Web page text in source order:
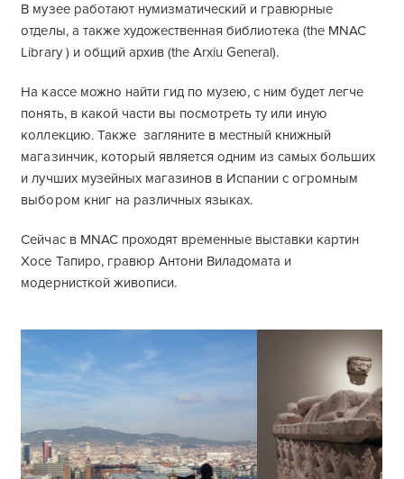
В музее работают нумизматический и гравюрные
отделы, а также художественная библиотека (the MNAC
Library ) и общий архив (the Arxiu General).
На кассе можно найти гид по музею, с ним будет легче
понять, в какой части вы посмотреть ту или иную
коллекцию. Также загляните в местный книжный
магазинчик, который является одним из самых больших
и лучших музейных магазинов в Испании с огромным
выбором книг на различных языках.
Сейчас в MNAC проходят временные выставки картин
Хосе Тапиро, гравюр Антони Виладомата и
модернисткой живописи.